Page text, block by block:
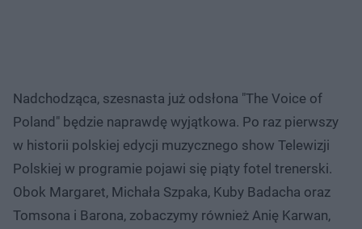
Nadchodząca, szesnasta już odsłona "The Voice of
Poland" będzie naprawdę wyjątkowa. Po raz pierwszy
w historii polskiej edycji muzycznego show Telewizji
Polskiej w programie pojawi się piąty fotel trenerski.
Obok Margaret, Michała Szpaka, Kuby Badacha oraz
Tomsona i Barona, zobaczymy również Anię Karwan,